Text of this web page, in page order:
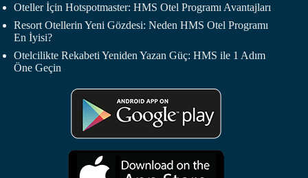
Oteller İçin Hotspotmaster: HMS Otel Programı Avantajları
Resort Otellerin Yeni Gözdesi: Neden HMS Otel Programı
En İyisi?
Otelcilikte Rekabeti Yeniden Yazan Güç: HMS ile 1 Adım
Öne Geçin